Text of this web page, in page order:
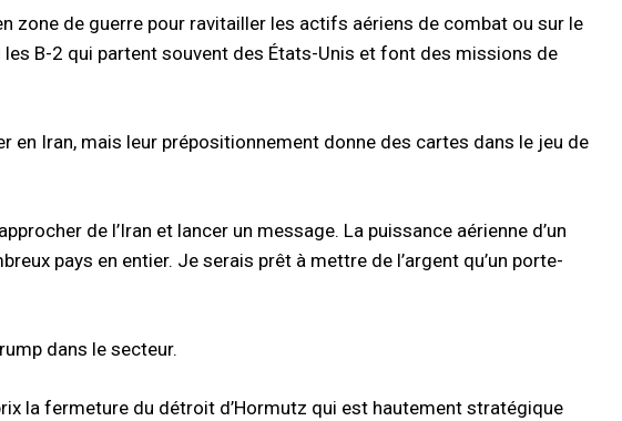
zone de guerre pour ravitailler les actifs aériens de combat ou sur le
B-2 qui partent souvent des États-Unis et font des missions de
en Iran, mais leur prépositionnement donne des cartes dans le jeu de
de l’Iran et lancer un message. La puissance aérienne d’un
pays en entier. Je serais prêt à mettre de l’argent qu’un porte-
dans le secteur.
la fermeture du détroit d’Hormutz qui est hautement stratégique